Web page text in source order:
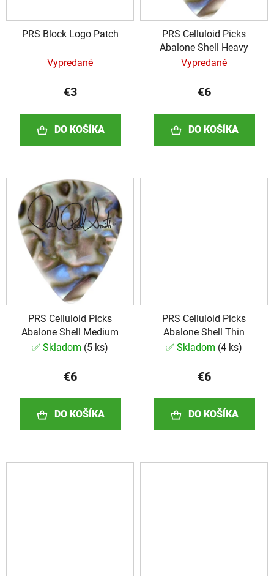
u
d
PRS Block Logo Patch
Vypredané
€3
DO KOŠÍKA
PRS Celluloid Picks
Abalone Shell Heavy
Vypredané
€6
DO KOŠÍKA
PRS Celluloid Picks
Abalone Shell Medium
✅ Skladom (5 ks)
€6
DO KOŠÍKA
PRS Celluloid Picks
Abalone Shell Thin
✅ Skladom (4 ks)
€6
DO KOŠÍKA